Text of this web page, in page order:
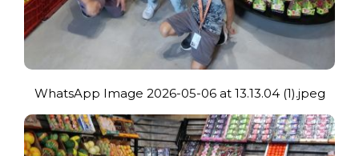
WhatsApp Image 2026-05-06 at 13.13.04 (1).jpeg